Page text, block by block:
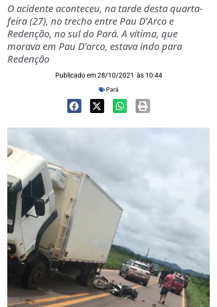
O acidente aconteceu, na tarde desta quarta-
feira (27), no trecho entre Pau D’Arco e
Redenção, no sul do Pará. A vítima, que
morava em Pau D’arco, estava indo para
Redenção
Publicado em 28/10/2021 às 10:44
Pará